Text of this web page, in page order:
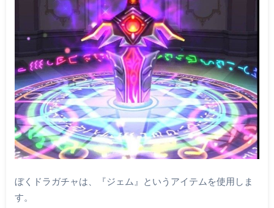
ぼくドラガチャは、『ジェム』というアイテムを使用しま
す。